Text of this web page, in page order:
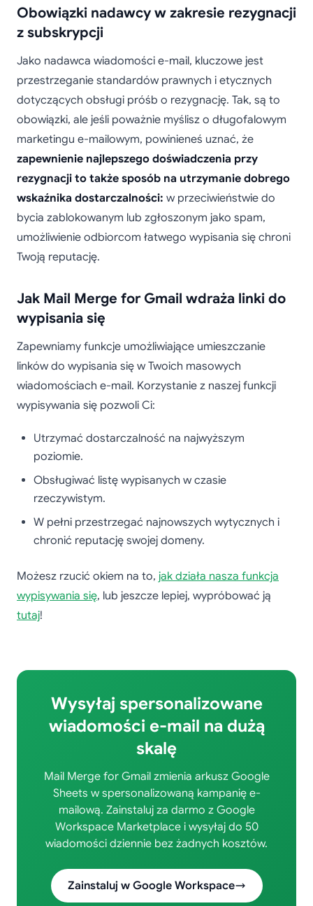
Obowiązki nadawcy w zakresie rezygnacji
z subskrypcji
Jako nadawca wiadomości e-mail, kluczowe jest
przestrzeganie standardów prawnych i etycznych
dotyczących obsługi próśb o rezygnację. Tak, są to
obowiązki, ale jeśli poważnie myślisz o długofalowym
marketingu e-mailowym, powinieneś uznać, że
zapewnienie najlepszego doświadczenia przy
rezygnacji to także sposób na utrzymanie dobrego
wskaźnika dostarczalności: w przeciwieństwie do
bycia zablokowanym lub zgłoszonym jako spam,
umożliwienie odbiorcom łatwego wypisania się chroni
Twoją reputację.
Jak Mail Merge for Gmail wdraża linki do
wypisania się
Zapewniamy funkcje umożliwiające umieszczanie
linków do wypisania się w Twoich masowych
wiadomościach e-mail. Korzystanie z naszej funkcji
wypisywania się pozwoli Ci:
Utrzymać dostarczalność na najwyższym
poziomie.
Obsługiwać listę wypisanych w czasie
rzeczywistym.
W pełni przestrzegać najnowszych wytycznych i
chronić reputację swojej domeny.
Możesz rzucić okiem na to, jak działa nasza funkcja
wypisywania się, lub jeszcze lepiej, wypróbować ją
tutaj!
Wysyłaj spersonalizowane
wiadomości e-mail na dużą
skalę
Mail Merge for Gmail zmienia arkusz Google
Sheets w spersonalizowaną kampanię e-
mailową. Zainstaluj za darmo z Google
Workspace Marketplace i wysyłaj do 50
wiadomości dziennie bez żadnych kosztów.
Zainstaluj w Google Workspace